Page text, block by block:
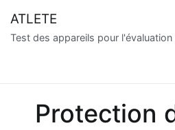
contenu
ATLETE
Test des appareils pour
Protection